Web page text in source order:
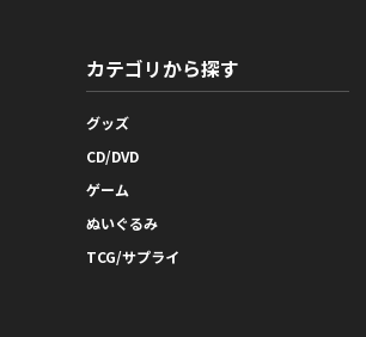
カテゴリから探す
グッズ
CD/DVD
ゲーム
ぬいぐるみ
TCG/サプライ